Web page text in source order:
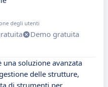
degli utenti
Demo gratuita
soluzione avanzata
delle strutture,